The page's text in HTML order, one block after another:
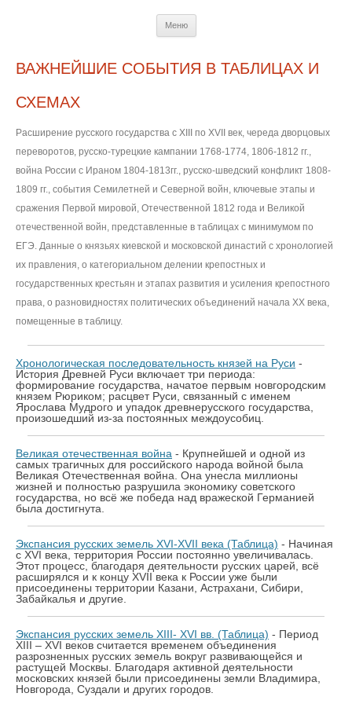
Меню
ВАЖНЕЙШИЕ СОБЫТИЯ В ТАБЛИЦАХ И
СХЕМАХ
Расширение русского государства с XIII по XVII век, череда дворцовых
переворотов, русско-турецкие кампании 1768-1774, 1806-1812 гг.,
война России с Ираном 1804-1813гг., русско-шведский конфликт 1808-
1809 гг., события Семилетней и Северной войн, ключевые этапы и
сражения Первой мировой, Отечественной 1812 года и Великой
отечественной войн, представленные в таблицах с минимумом по
ЕГЭ. Данные о князьях киевской и московской династий с хронологией
их правления, о категориальном делении крепостных и
государственных крестьян и этапах развития и усиления крепостного
права, о разновидностях политических объединений начала XX века,
помещенные в таблицу.
Хронологическая последовательность князей на Руси -
История Древней Руси включает три периода:
формирование государства, начатое первым новгородским
князем Рюриком; расцвет Руси, связанный с именем
Ярослава Мудрого и упадок древнерусского государства,
произошедший из-за постоянных междоусобиц.
Великая отечественная война - Крупнейшей и одной из
самых трагичных для российского народа войной была
Великая Отечественная война. Она унесла миллионы
жизней и полностью разрушила экономику советского
государства, но всё же победа над вражеской Германией
была достигнута.
Экспансия русских земель XVI-XVII века (Таблица) - Начиная
с XVI века, территория России постоянно увеличивалась.
Этот процесс, благодаря деятельности русских царей, всё
расширялся и к концу XVII века к России уже были
присоединены территории Казани, Астрахани, Сибири,
Забайкалья и другие.
Экспансия русских земель XIII- XVI вв. (Таблица) - Период
XIII – XVI веков считается временем объединения
разрозненных русских земель вокруг развивающейся и
растущей Москвы. Благодаря активной деятельности
московских князей были присоединены земли Владимира,
Новгорода, Суздали и других городов.